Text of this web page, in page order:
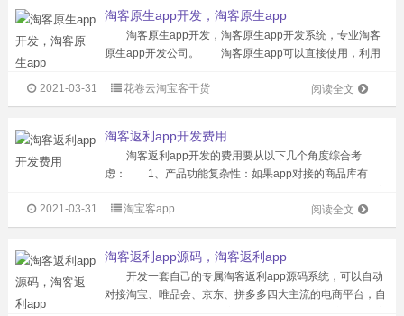
淘客原生app开发，淘客原生app
淘客原生app开发，淘客原生app开发系统，专业淘客
原生app开发公司。 淘客原生app可以直接使用，利用
台销售，效果非常显著，而且对顾客来说也非常方便。使用
淘客原生app能够根据商...
阅读全文
2021-03-31 花卷云淘宝客干货
淘客返利app开发费用
淘客返利app开发的费用要从以下几个角度综合考
虑： 1、产品功能复杂性：如果app对接的商品库有
易，成本也很低。但是如果要做一个功能多的返佣app，成
本就相对较高了。 2、淘客返利...
阅读全文
2021-03-31 淘宝客app
淘客返利app源码，淘客返利app
开发一套自己的专属淘客返利app源码系统，可以自动
对接淘宝、唯品会、京东、拼多多四大主流的电商平台，自